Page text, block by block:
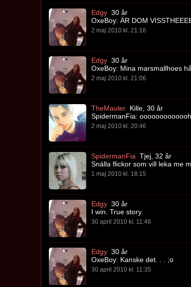
Edgy 30 år
OxeBoy: ÄR DOM
2 maj 2010 kl. 21:16
Edgy 30 år
OxeBoy: Mina marsmallhoes
2 maj 2010 kl. 21:06
TheMauler Kille, 30 år
SpidermanFia:
2 maj 2010 kl. 20:46
SpidermanFia Tjej, 32 år
Snälla flickor som vill leka me
1 maj 2010 kl. 18:15
Edgy 30 år
I win. True story.
30 april 2010 kl. 11:46
Edgy 30 år
OxeBoy: Kanske det. . . ;o
30 april 2010 kl. 11:35